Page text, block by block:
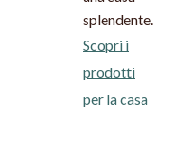
splendente.
Scopri i
prodotti
per la casa